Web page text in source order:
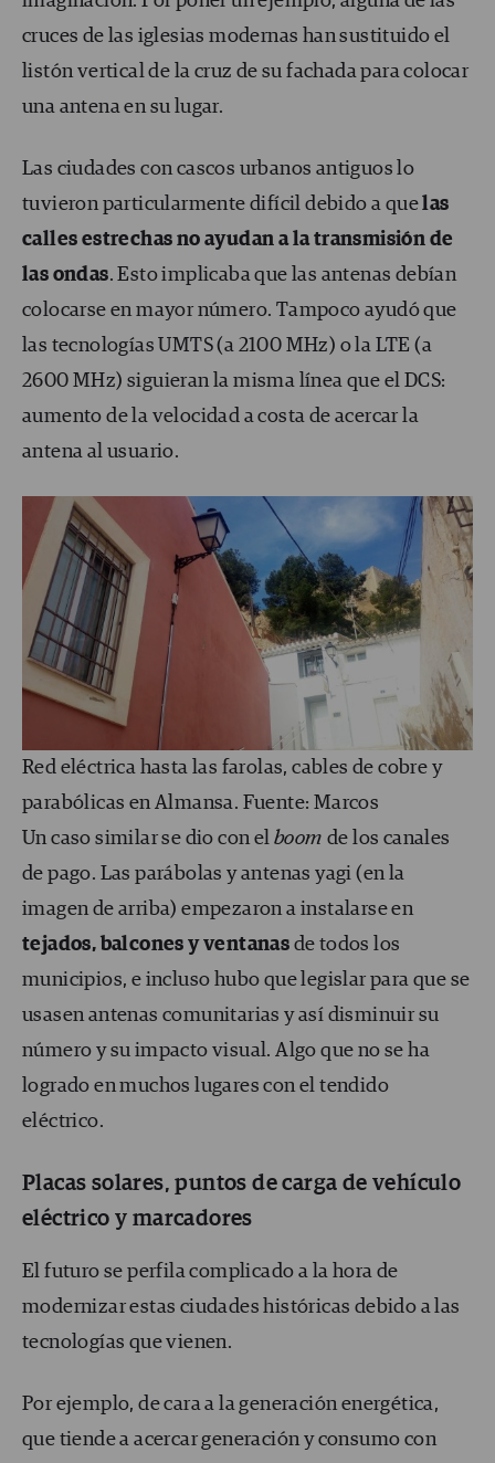
cruces de las iglesias modernas han sustituido el
listón vertical de la cruz de su fachada para colocar
una antena en su lugar.
Las ciudades con cascos urbanos antiguos lo
tuvieron particularmente difícil debido a quelas
calles estrechas no ayudan a la transmisión de
las ondas. Esto implicaba que las antenas debían
colocarse en mayor número. Tampoco ayudó que
las tecnologías UMTS (a 2100 MHz) o la LTE (a
2600 MHz) siguieran la misma línea que el DCS:
aumento de la velocidad a costa de acercar la
antena al usuario.
Red eléctrica hasta las farolas, cables de cobre y
parabólicas en Almansa. Fuente: Marcos
Un caso similar se dio con el boom de los canales
de pago. Las parábolas y antenas yagi (en la
imagen de arriba) empezaron a instalarse en
tejados, balcones y ventanas de todos los
municipios, e incluso hubo que legislar para que se
usasen antenas comunitarias y así disminuir su
número y su impacto visual. Algo que no se ha
logrado en muchos lugares con el tendido
eléctrico.
Placas solares, puntos de carga de vehículo
eléctrico y marcadores
El futuro se perfila complicado a la hora de
modernizar estas ciudades históricas debido a las
tecnologías que vienen.
Por ejemplo, de cara a la generación energética,
que tiende a acercar generación y consumo con